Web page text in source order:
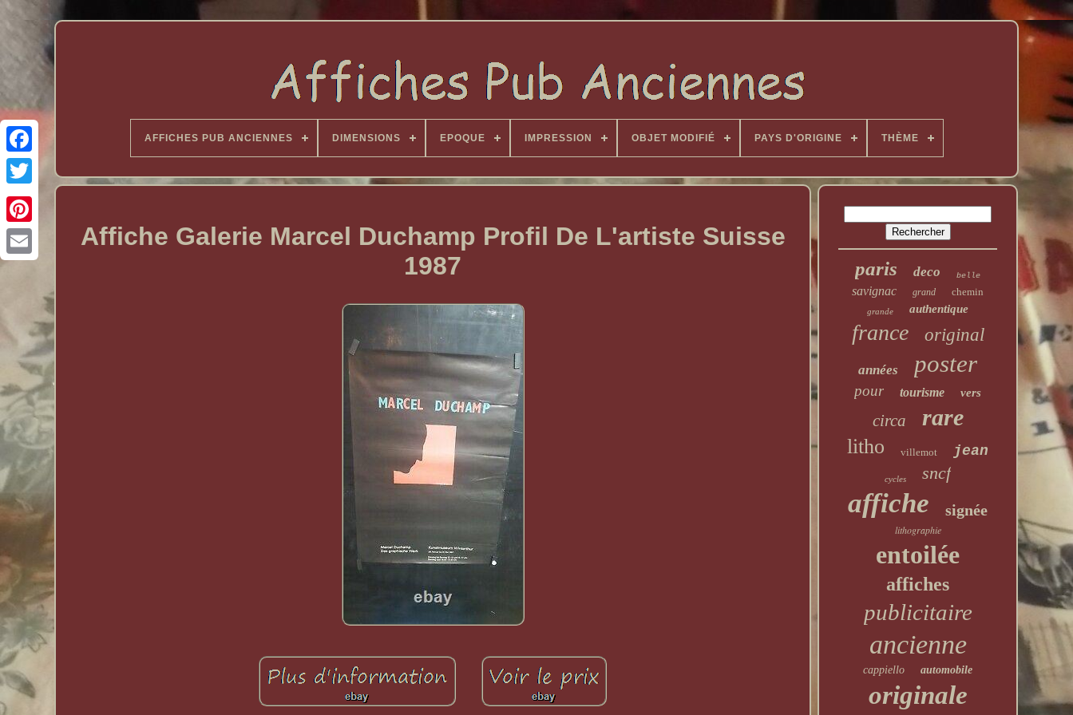
AFFICHES PUB ANCIENNES DIMENSIONS EPOQUE IMPRESSION OBJET MODIFIÉ PAYS D'ORIGINE THÈME
Affiche Galerie Marcel Duchamp Profil De L'artiste Suisse
1987
paris deco belle
savignac grand chemin
grande authentique
france original
années poster
pour tourisme vers
circa rare
litho villemot jean
cycles sncf
affiche signée
lithographie
entoilée
affiches
publicitaire
ancienne
cappiello automobile
originale